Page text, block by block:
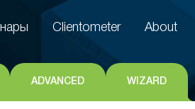
Clientometer
Clientometer About
ADVANCED WIZARD